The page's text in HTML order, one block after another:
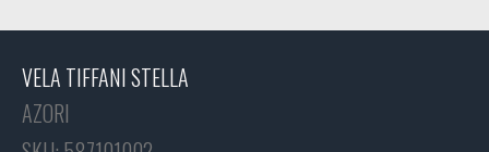
VELA TIFFANI STELLA
AZORI